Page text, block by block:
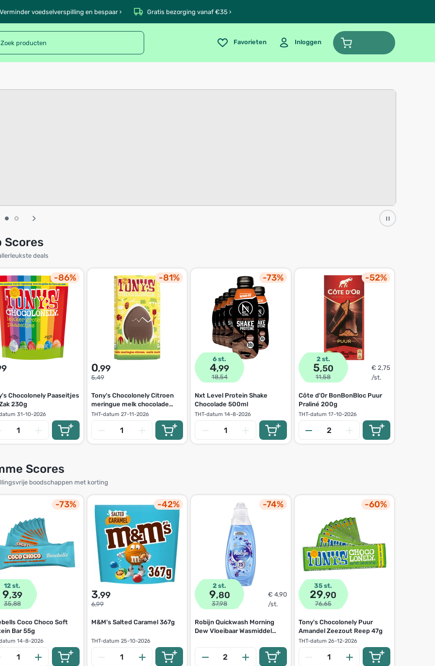
Verminder voedselverspilling en bespaar › Gratis bezorging vanaf €35 ›
Favorieten Inloggen
Scores
deals
-86%
Chocolonely Paaseitjes
230g
31-10-2026
-81%
0,99
5,49
Tony's Chocolonely Citroen
meringue melk chocolade
reep 180g
THT-datum 27-11-2026
-73%
6 st.
4,99
18,54
Nxt Level Protein Shake
Chocolade 500ml
THT-datum 14-8-2026
-52%
2 st.
5,50
11,58
€ 2,75
/st.
Côte d'Or BonBonBloc Puur
Praliné 200g
THT-datum 17-10-2026
Scores
boodschappen met korting
-73%
12 st.
9,39
35,88
Coco Choco Soft
Bar 55g
14-8-2026
-42%
3,99
6,99
M&M's Salted Caramel 367g
THT-datum 25-10-2026
-74%
2 st.
9,80
37,98
€ 4,90
/st.
Robijn Quickwash Morning
Dew Vloeibaar Wasmiddel
-60%
35 st.
29,90
76,65
Tony's Chocolonely Puur
Amandel Zeezout Reep 47g
THT-datum 26-12-2026